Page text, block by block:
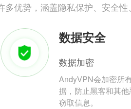
多优势，涵盖隐私保护、安全
数据安全
数据加密
AndyVPN会加密所
据，防止黑客和其
窃取信息。